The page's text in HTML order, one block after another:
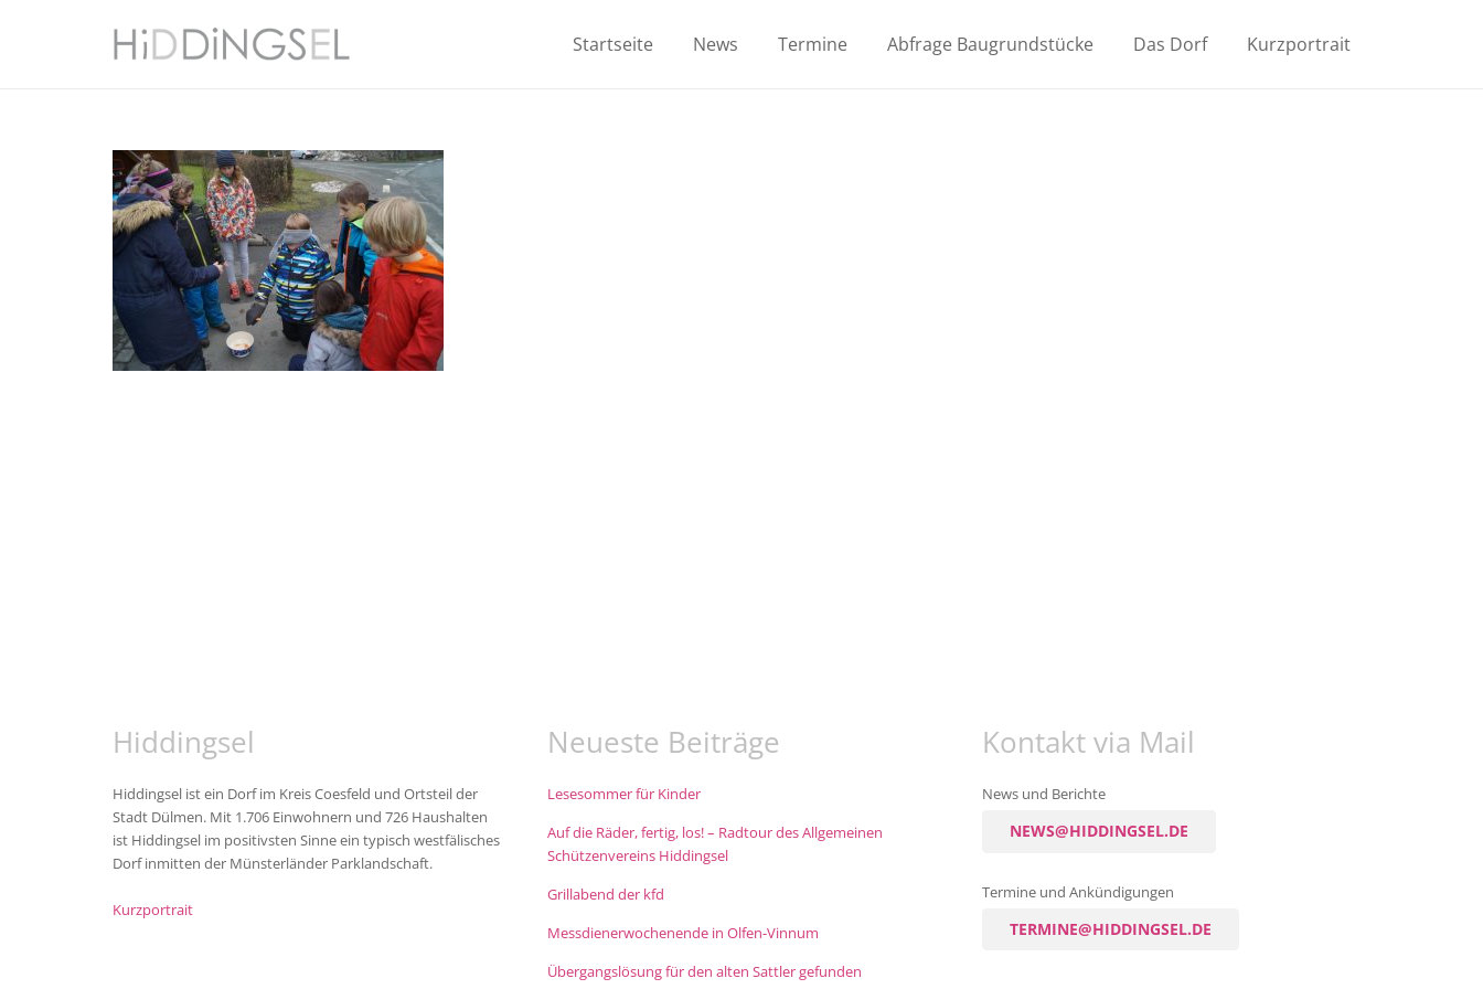
Startseite News Termine Abfrage Baugrundstücke Das Dorf Kurzportrait
Hiddingsel
Hiddingsel ist ein Dorf im Kreis Coesfeld und Ortsteil der
Stadt Dülmen. Mit 1.706 Einwohnern und 726 Haushalten
ist Hiddingsel im positivsten Sinne ein typisch westfälisches
Dorf inmitten der Münsterländer Parklandschaft.
Kurzportrait
Neueste Beiträge
Lesesommer für Kinder
Auf die Räder, fertig, los! – Radtour des Allgemeinen
Schützenvereins Hiddingsel
Grillabend der kfd
Messdienerwochenende in Olfen-Vinnum
Übergangslösung für den alten Sattler gefunden
Kontakt via Mail
News und Berichte
NEWS@HIDDINGSEL.DE
Termine und Ankündigungen
TERMINE@HIDDINGSEL.DE